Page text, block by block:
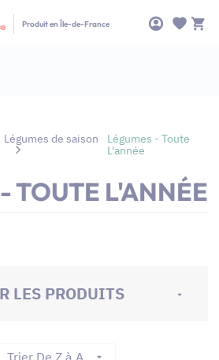
Produit en Île-de-France
Légumes de saison
Légumes - Toute
L'année
TOUTE L'ANNÉE
LES PRODUITS